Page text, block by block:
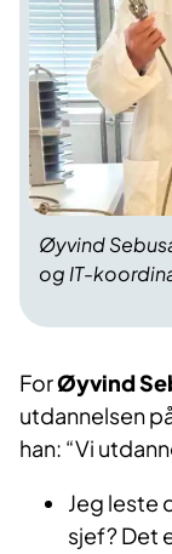
Øyvind
og IT-
ForØyvind
utdannelsen
han: “Vi
Jeg leste
sjef? Det